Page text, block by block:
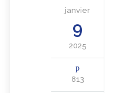
janvier
9
2025
813